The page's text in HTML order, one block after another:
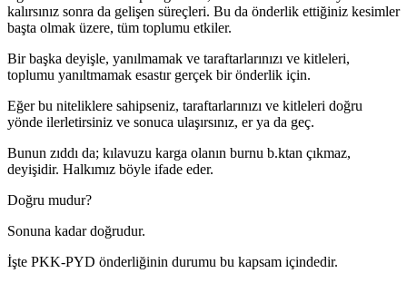
kalırsınız sonra da gelişen süreçleri. Bu da önderlik ettiğiniz kesimler
başta olmak üzere, tüm toplumu etkiler.
Bir başka deyişle, yanılmamak ve taraftarlarınızı ve kitleleri,
toplumu yanıltmamak esastır gerçek bir önderlik için.
Eğer bu niteliklere sahipseniz, taraftarlarınızı ve kitleleri doğru
yönde ilerletirsiniz ve sonuca ulaşırsınız, er ya da geç.
Bunun zıddı da; kılavuzu karga olanın burnu b.ktan çıkmaz,
deyişidir. Halkımız böyle ifade eder.
Doğru mudur?
Sonuna kadar doğrudur.
İşte PKK-PYD önderliğinin durumu bu kapsam içindedir.